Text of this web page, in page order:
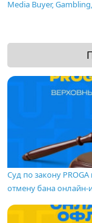
Media Buyer,
Суд по закону
отмену бана онлайн-